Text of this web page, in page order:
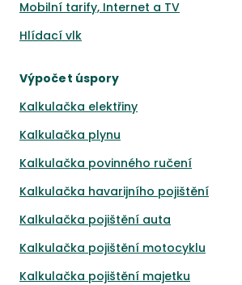
Mobilní tarify, Internet a TV
Hlídací vlk
Výpočet úspory
Kalkulačka elektřiny
Kalkulačka plynu
Kalkulačka povinného ručení
Kalkulačka havarijního pojištění
Kalkulačka pojištění auta
Kalkulačka pojištění motocyklu
Kalkulačka pojištění majetku